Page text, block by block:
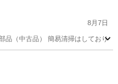
8月7日
品（中古品） 簡易清掃はしてお